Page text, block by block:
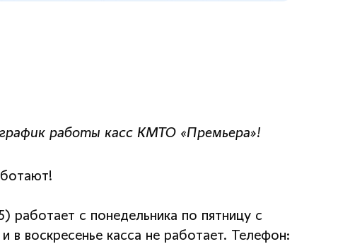
работы касс КМТО «Премьера»!
работает с понедельника по пятницу с
в воскресенье касса не работает. Телефон: